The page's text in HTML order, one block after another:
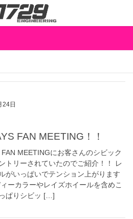
24日
FAN MEETING！！
MEETINGにお客さんのシビック
トリーされていたのでご紹介！！ レ
がいっぱいでテンション上がります
ーカラーやレイズホイールを含めこ
ぱりシビッ […]